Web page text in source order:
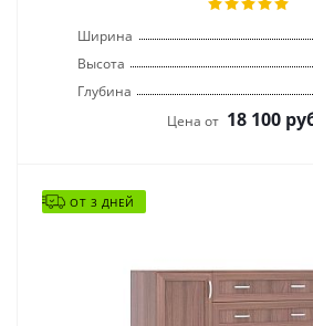
Ширина
Высота
Глубина
Цена от 18 100
ОТ 3 ДНЕЙ